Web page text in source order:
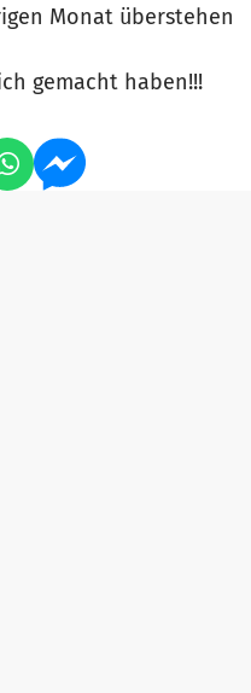
Monat überstehen
gemacht haben!!!